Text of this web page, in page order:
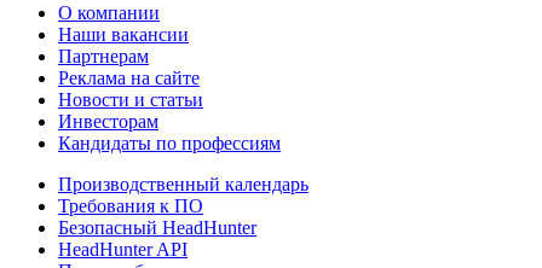
О компании
Наши вакансии
Партнерам
Реклама на сайте
Новости и статьи
Инвесторам
Кандидаты по профессиям
Производственный календарь
Требования к ПО
Безопасный HeadHunter
HeadHunter API